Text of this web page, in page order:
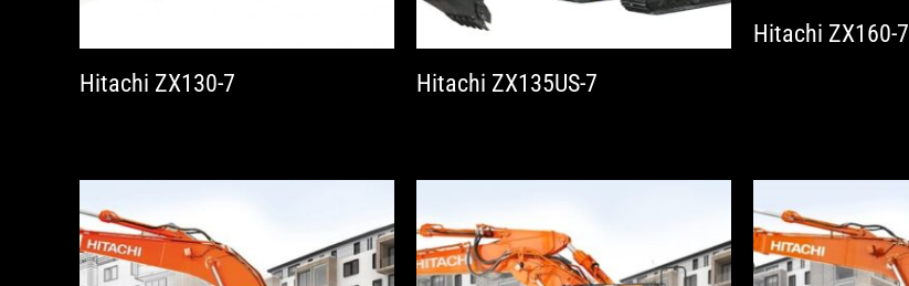
Hitachi ZX130-7 Hitachi ZX135US-7
Hitachi ZX160-7